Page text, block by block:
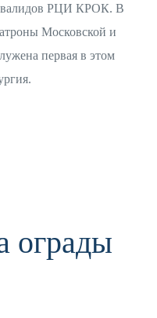
РЦИ КРОК. В
Московской и
первая в этом
ограды